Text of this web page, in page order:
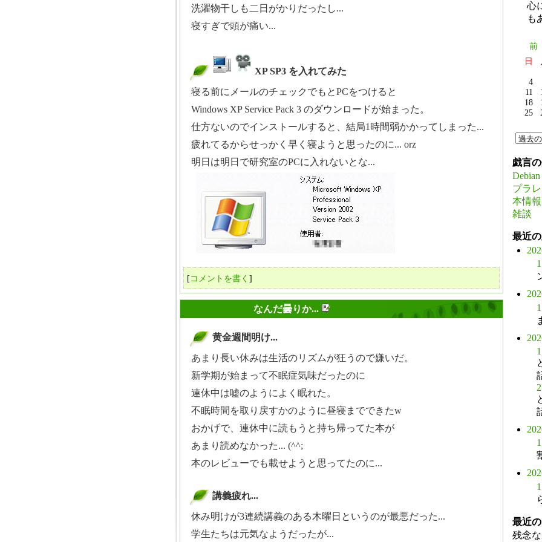
洗濯物干しも二日がかりだったし...
寝すぎで頭が痛い...
XP SP3 を入れてみた
寝る前にメールのチェックでもとPCをつけると
Windows XP Service Pack 3 のダウンロードが始まった。
仕方ないのでインストールすると、結局1時間弱かかってしまった...
疲れてるからせっかく早く寝ようと思ったのに... orz
明日は明日で研究室のPCに入れないとな...
[コメントを書く ]
なんだ曇りか...
黄金週間明け...
あまり長い休みは生活のリズムが狂うので嫌いだ。
新学期が始まって不眠症気味だったのに
連休中は嘘のようによく眠れた。
不眠時間を取り戻すかのように昼寝までできたw
おかげで、連休中に読もうと持ち帰ってた本が
あまり読めなかった... (^^;
本のレビューでも載せようと思ってたのに...
講義疲れ...
休み明けが3連続講義のある木曜日というのが最悪だった...
学生たちは元気なようだったが...
心
も
前
日
4
11
18
25
戯言
Debian
プラ
本情報
雑談
最近
1
1
1
2
1
1
最近
残念